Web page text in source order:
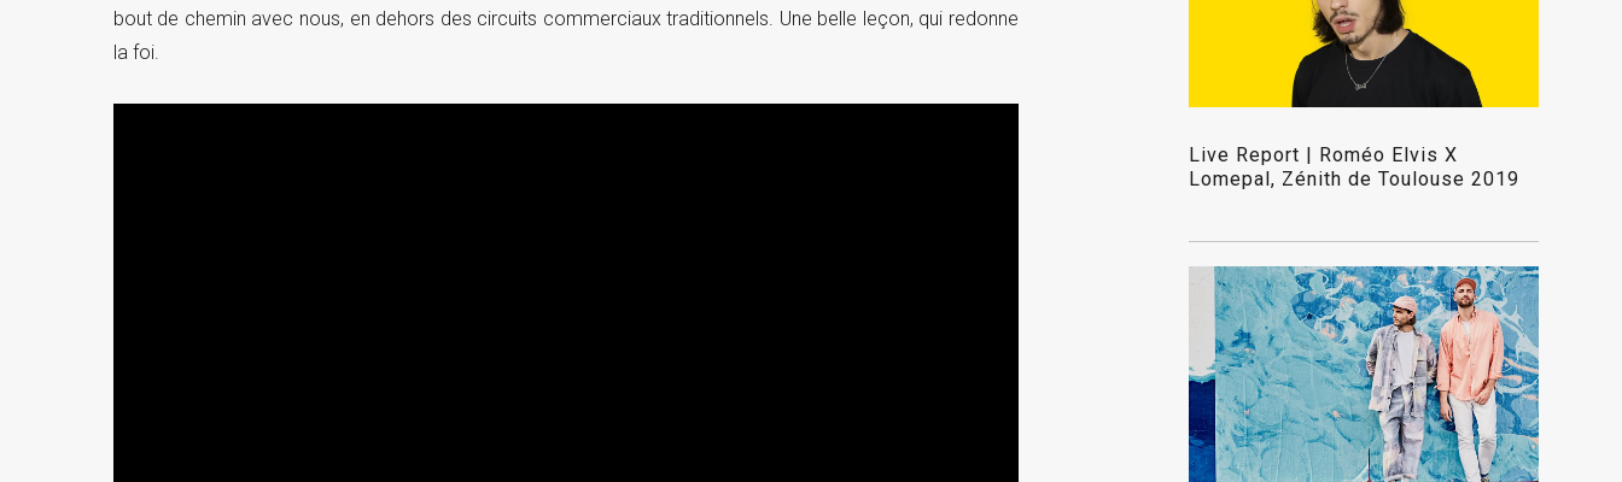
bout de chemin avec nous, en dehors des circuits commerciaux traditionnels. Une belle leçon, qui redonne
la foi.
Live Report | Roméo Elvis X
Lomepal, Zénith de Toulouse 2019